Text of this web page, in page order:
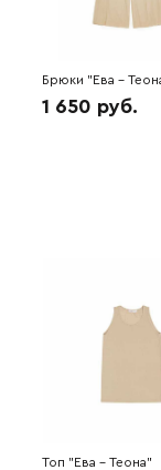
Брюки "Ева -
(кофейный) 6H3108
1 650 руб.
Топ "Ева - Теона"